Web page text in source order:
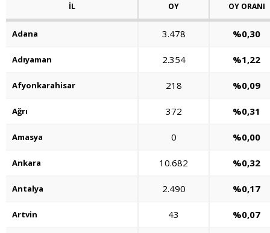
İL OY OY ORANI
Adana 3.478 %0,30
Adıyaman 2.354 %1,22
Afyonkarahisar 218 %0,09
Ağrı 372 %0,31
Amasya 0 %0,00
Ankara 10.682 %0,32
Antalya 2.490 %0,17
Artvin 43 %0,07